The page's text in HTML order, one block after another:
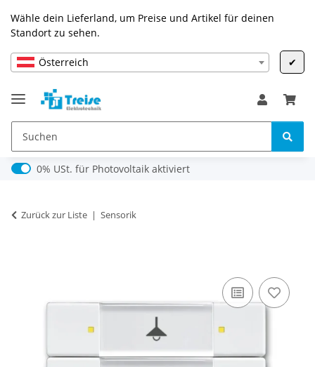
Wähle dein Lieferland, um Preise und Artikel für deinen
Standort zu sehen.
Österreich ✔
0% USt. für Photovoltaik (§ 12 Abs. 3 UStG)
0% USt. für Photovoltaik aktiviert
Zurück zur Liste Sensorik